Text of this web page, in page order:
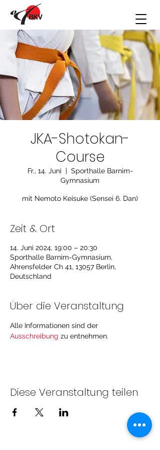
JKA-Shotokan-
Course
Fr., 14. Juni
  |
Sporthalle Barnim-
Gymnasium
mit Nemoto Keisuke (Sensei 6. Dan)
Zeit & Ort
14. Juni 2024, 19:00 – 20:30
Sporthalle Barnim-Gymnasium,
Ahrensfelder Ch 41, 13057 Berlin,
Deutschland
Über die Veranstaltung
Alle Informationen sind der
Ausschreibung zu entnehmen.
Diese Veranstaltung teilen